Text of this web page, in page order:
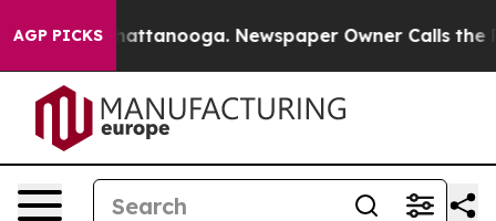
AGP PICKS
in Chattanooga. Newspaper Owner Calls the